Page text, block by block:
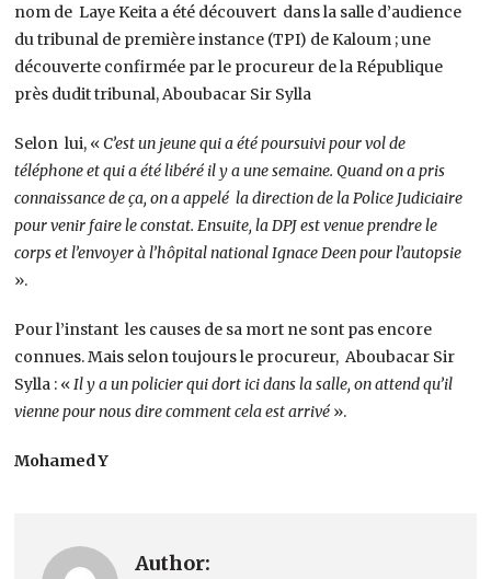
nom de Laye Keita a été découvert dans la salle d’audience
du tribunal de première instance (TPI) de Kaloum ; une
découverte confirmée par le procureur de la République
près dudit tribunal, Aboubacar Sir Sylla
Selon lui, «C’est un jeune qui a été poursuivi pour vol de
téléphone et qui a été libéré il y a une semaine. Quand on a pris
connaissance de ça, on a appelé la direction de la Police Judiciaire
pour venir faire le constat. Ensuite, la DPJ est venue prendre le
corps et l’envoyer à l’hôpital national Ignace Deen pour l’autopsie
».
Pour l’instant les causes de sa mort ne sont pas encore
connues. Mais selon toujours le procureur, Aboubacar Sir
Sylla : « Il y a un policier qui dort ici dans la salle, on attend qu’il
vienne pour nous dire comment cela est arrivé ».
Mohamed Y
Author: